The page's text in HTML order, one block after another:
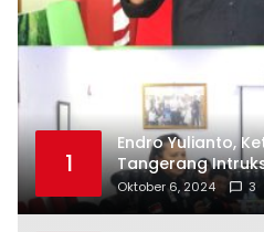
1
Endro Yulianto,
Tangerang
Masyarakat Dan
Putuskan
Oktober 6, 2024 3